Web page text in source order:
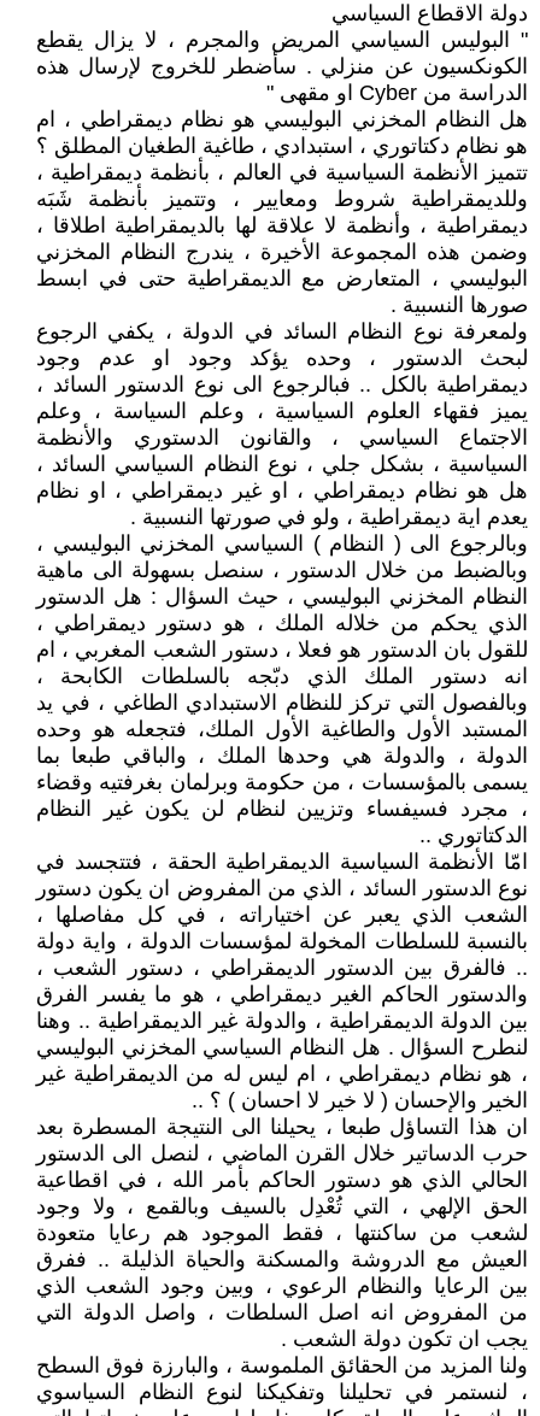
دولة الاقطاع السياسي
" البوليس السياسي المريض والمجرم ، لا يزال يقطع
الكونكسيون عن منزلي . سأضطر للخروج لإرسال هذه
الدراسة من Cyber او مقهى "
هل النظام المخزني البوليسي هو نظام ديمقراطي ، ام
هو نظام دكتاتوري ، استبدادي ، طاغية الطغيان المطلق ؟
تتميز الأنظمة السياسية في العالم ، بأنظمة ديمقراطية ،
وللديمقراطية شروط ومعايير ، وتتميز بأنظمة شَبَه
ديمقراطية ، وأنظمة لا علاقة لها بالديمقراطية اطلاقا ،
وضمن هذه المجموعة الأخيرة ، يندرج النظام المخزني
البوليسي ، المتعارض مع الديمقراطية حتى في ابسط
صورها النسبية .
ولمعرفة نوع النظام السائد في الدولة ، يكفي الرجوع
لبحث الدستور ، وحده يؤكد وجود او عدم وجود
ديمقراطية بالكل .. فبالرجوع الى نوع الدستور السائد ،
يميز فقهاء العلوم السياسية ، وعلم السياسة ، وعلم
الاجتماع السياسي ، والقانون الدستوري والأنظمة
السياسية ، بشكل جلي ، نوع النظام السياسي السائد ،
هل هو نظام ديمقراطي ، او غير ديمقراطي ، او نظام
يعدم اية ديمقراطية ، ولو في صورتها النسبية .
وبالرجوع الى ( النظام ) السياسي المخزني البوليسي ،
وبالضبط من خلال الدستور ، سنصل بسهولة الى ماهية
النظام المخزني البوليسي ، حيث السؤال : هل الدستور
الذي يحكم من خلاله الملك ، هو دستور ديمقراطي ،
للقول بان الدستور هو فعلا ، دستور الشعب المغربي ، ام
انه دستور الملك الذي دبّجه بالسلطات الكابحة ،
وبالفصول التي تركز للنظام الاستبدادي الطاغي ، في يد
المستبد الأول والطاغية الأول الملك، فتجعله هو وحده
الدولة ، والدولة هي وحدها الملك ، والباقي طبعا بما
يسمى بالمؤسسات ، من حكومة وبرلمان بغرفتيه وقضاء
، مجرد فسيفساء وتزيين لنظام لن يكون غير النظام
الدكتاتوري ..
امّا الأنظمة السياسية الديمقراطية الحقة ، فتتجسد في
نوع الدستور السائد ، الذي من المفروض ان يكون دستور
الشعب الذي يعبر عن اختياراته ، في كل مفاصلها ،
بالنسبة للسلطات المخولة لمؤسسات الدولة ، واية دولة
.. فالفرق بين الدستور الديمقراطي ، دستور الشعب ،
والدستور الحاكم الغير ديمقراطي ، هو ما يفسر الفرق
بين الدولة الديمقراطية ، والدولة غير الديمقراطية .. وهنا
لنطرح السؤال . هل النظام السياسي المخزني البوليسي
، هو نظام ديمقراطي ، ام ليس له من الديمقراطية غير
الخير والإحسان ( لا خير لا احسان ) ؟ ..
ان هذا التساؤل طبعا ، يحيلنا الى النتيجة المسطرة بعد
حرب الدساتير خلال القرن الماضي ، لنصل الى الدستور
الحالي الذي هو دستور الحاكم بأمر الله ، في اقطاعية
الحق الإلهي ، التي تُعْدِل بالسيف وبالقمع ، ولا وجود
لشعب من ساكنتها ، فقط الموجود هم رعايا متعودة
العيش مع الدروشة والمسكنة والحياة الذليلة .. ففرق
بين الرعايا والنظام الرعوي ، وبين وجود الشعب الذي
من المفروض انه اصل السلطات ، واصل الدولة التي
يجب ان تكون دولة الشعب .
ولنا المزيد من الحقائق الملموسة ، والبارزة فوق السطح
، لنستمر في تحليلنا وتفكيكنا لنوع النظام السياسوي